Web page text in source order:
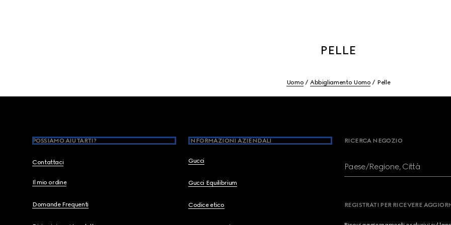
PELLE
Uomo Abbigliamento Uomo Pelle
POSSIAMO AIUTARTI?
Contattaci
Il mio ordine
Domande Frequenti
INFORMAZIONI AZIENDALI
Gucci
Gucci Equilibrium
Codice etico
RICERCA NEGOZIO
Paese/Regione, Città
REGISTRATI PER RICEVERE